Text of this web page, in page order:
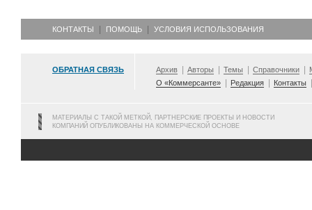
КОНТАКТЫ ПОМОЩЬ УСЛОВИЯ ИСПОЛЬЗОВАНИЯ
ОБРАТНАЯ СВЯЗЬ Архив Авторы Темы Справочники
О «Коммерсанте»
Редакция Контакты
МАТЕРИАЛЫ С ТАКОЙ МЕТКОЙ, ПАРТНЕРСКИЕ ПРОЕКТЫ И НОВОСТИ
КОМПАНИЙ ОПУБЛИКОВАНЫ НА КОММЕРЧЕСКОЙ ОСНОВЕ